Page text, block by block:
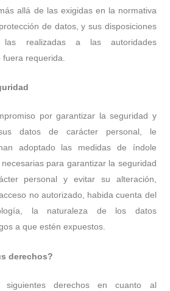
allá de las exigidas en la normativa
de datos, y sus disposiciones
realizadas a las autoridades
requerida.
por garantizar la seguridad y
datos de carácter personal, le
adoptado las medidas de índole
para garantizar la seguridad
personal y evitar su alteración,
no autorizado, habida cuenta del
la naturaleza de los datos
a que estén expuestos.
derechos?
derechos en cuanto al